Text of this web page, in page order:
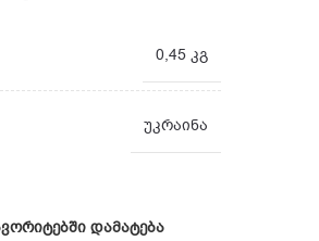
0,45 კგ
უკრაინა
დამატება